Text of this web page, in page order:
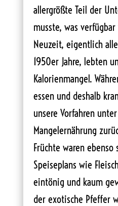
allergrößte Teil der
musste, was
Neuzeit, eigentlich
1950er Jahre, lebten
Kalorienmangel.
essen und deshalb
unsere Vorfahren
Mangelernährung
Früchte waren ebenso
Speiseplans wie
eintönig und kaum
der exotische Pfeffer